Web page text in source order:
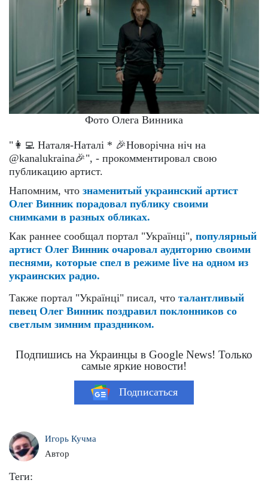
Фото Олега Винника
"👩‍💻 Наталя-Наталі * 🎉Новорічна ніч на
@kanalukraina🎉", - прокомментировал свою
публикацию артист.
Напомним, что знаменитый украинский артист
Олег Винник порадовал публику своими
снимками в разных обликах.
Как раннее сообщал портал "Українці", популярный
артист Олег Винник очаровал аудиторию своими
песнями, которые спел в режиме live на одном из
украинских радио.
Также портал "Українці" писал, что талантливый
певец Олег Винник поздравил поклонников со
светлым зимним праздником.
Подпишись на Украинцы в Google News! Только
самые яркие новости!
Подписаться
Игорь Кучма
Автор
Теги: